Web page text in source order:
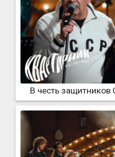
В честь защитников